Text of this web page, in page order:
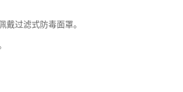
戴过滤式防毒面罩。